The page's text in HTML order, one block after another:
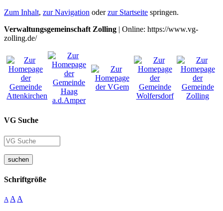
Zum Inhalt, zur Navigation oderzur Startseite springen.
Verwaltungsgemeinschaft Zolling | Online: https://www.vg-
zolling.de/
VG Suche
suchen
Schriftgröße
A A A